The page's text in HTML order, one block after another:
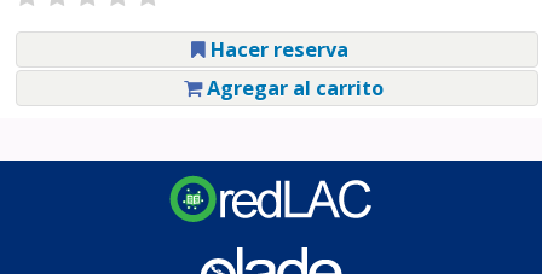
Hacer reserva
Agregar al carrito